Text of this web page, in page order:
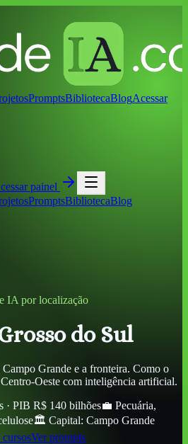
PromptsBibliotecaBlogAcessar
painel
PromptsBibliotecaBlog
IA por localização
do Sul
Grande e a fronteira. Como o
Oeste com inteligência artificial.
· PIB R$ 140 bilhões💼 Pecuária,
🏛️ Capital: Campo Grande
cursosVer prompts